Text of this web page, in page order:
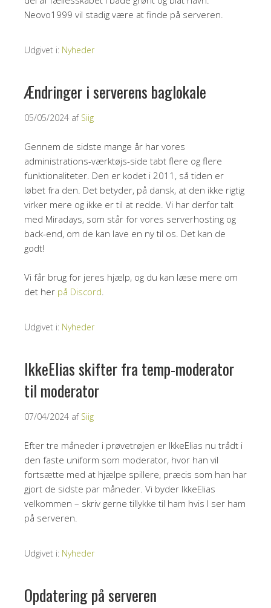
Neovo1999 vil stadig være at finde på serveren.
Udgivet i: Nyheder
Ændringer i serverens baglokale
05/05/2024 af Siig
Gennem de sidste mange år har vores
administrations-værktøjs-side tabt flere og flere
funktionaliteter. Den er kodet i 2011, så tiden er
løbet fra den. Det betyder, på dansk, at den ikke rigtig
virker mere og ikke er til at redde. Vi har derfor talt
med Miradays, som står for vores serverhosting og
back-end, om de kan lave en ny til os. Det kan de
godt!
Vi får brug for jeres hjælp, og du kan læse mere om
det her på Discord.
Udgivet i: Nyheder
IkkeElias skifter fra temp-moderator
til moderator
07/04/2024 af Siig
Efter tre måneder i prøvetrøjen er IkkeElias nu trådt i
den faste uniform som moderator, hvor han vil
fortsætte med at hjælpe spillere, præcis som han har
gjort de sidste par måneder. Vi byder IkkeElias
velkommen – skriv gerne tillykke til ham hvis I ser ham
på serveren.
Udgivet i: Nyheder
Opdatering på serveren